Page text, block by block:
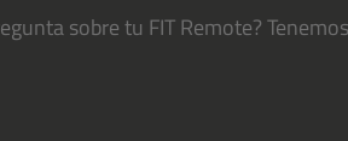
sobre tu FIT Remote?